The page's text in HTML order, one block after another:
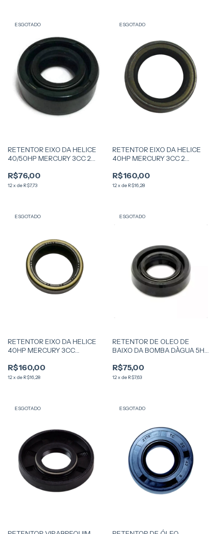
ESGOTADO
RETENTOR EIXO DA HELICE
40/50HP MERCURY 3CC 2
R$76,00
12x de R$7,73
ESGOTADO
RETENTOR EIXO DA HELICE
40HP MERCURY 3CC 2
R$160,00
12x de R$16,28
ESGOTADO
RETENTOR EIXO DA HELICE
40HP MERCURY 3CC
R$160,00
12x de R$16,28
ESGOTADO
RETENTOR DE OLEO DE
BAIXO DA BOMBA DÀGUA 5HP
R$75,00
12x de R$7,63
ESGOTADO ESGOTADO